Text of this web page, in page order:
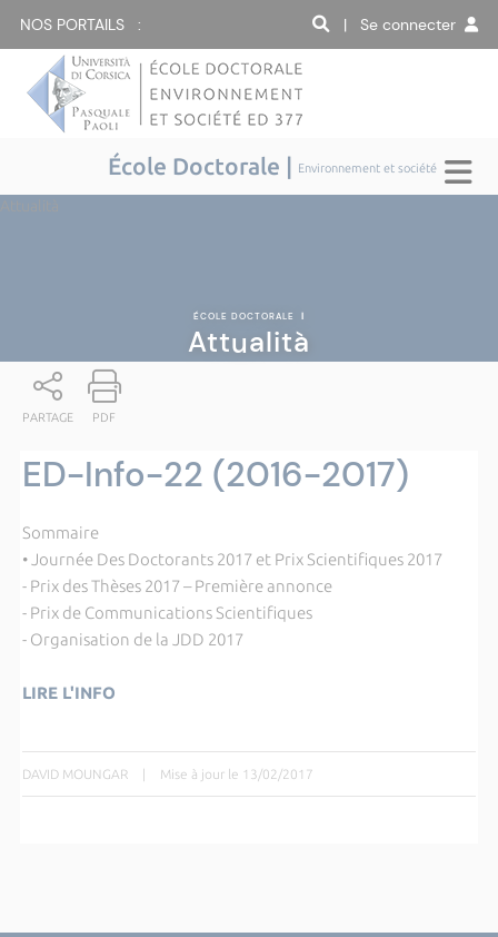
NOS PORTAILS : | Se connecter
École Doctorale | Environnement et société
ÉCOLE DOCTORALE |
Attualità
PARTAGE PDF
ED-Info-22 (2016-2017)
Sommaire
• Journée Des Doctorants 2017 et Prix Scientifiques 2017
- Prix des Thèses 2017 – Première annonce
- Prix de Communications Scientifiques
- Organisation de la JDD 2017
LIRE L'INFO
DAVID MOUNGAR | Mise à jour le 13/02/2017